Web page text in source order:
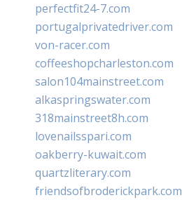
perfectfit24-7.com
portugalprivatedriver.com
von-racer.com
coffeeshopcharleston.com
salon104mainstreet.com
alkaspringswater.com
318mainstreet8h.com
lovenailsspari.com
oakberry-kuwait.com
quartzliterary.com
friendsofbroderickpark.com